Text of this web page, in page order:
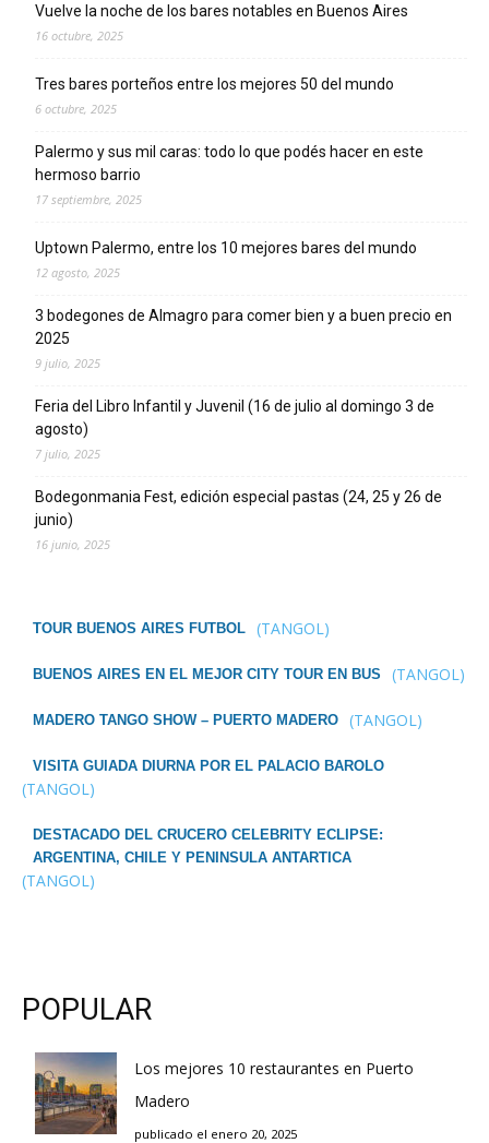
Vuelve la noche de los bares notables en Buenos Aires
16 octubre, 2025
Tres bares porteños entre los mejores 50 del mundo
6 octubre, 2025
Palermo y sus mil caras: todo lo que podés hacer en este
hermoso barrio
17 septiembre, 2025
Uptown Palermo, entre los 10 mejores bares del mundo
12 agosto, 2025
3 bodegones de Almagro para comer bien y a buen precio en
2025
9 julio, 2025
Feria del Libro Infantil y Juvenil (16 de julio al domingo 3 de
agosto)
7 julio, 2025
Bodegonmania Fest, edición especial pastas (24, 25 y 26 de
junio)
16 junio, 2025
TOUR BUENOS AIRES FUTBOL (TANGOL)
BUENOS AIRES EN EL MEJOR CITY TOUR EN BUS (TANGOL)
MADERO TANGO SHOW – PUERTO MADERO (TANGOL)
VISITA GUIADA DIURNA POR EL PALACIO BAROLO
(TANGOL)
DESTACADO DEL CRUCERO CELEBRITY ECLIPSE:
ARGENTINA, CHILE Y PENINSULA ANTARTICA
(TANGOL)
POPULAR
Los mejores 10 restaurantes en Puerto
Madero
publicado el enero 20, 2025